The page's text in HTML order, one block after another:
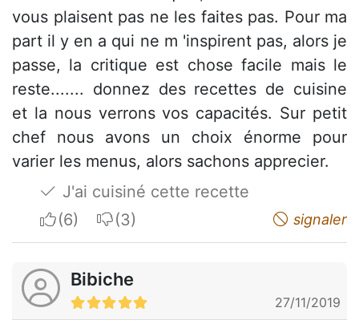
vous plaisent pas ne les faites pas. Pour ma
part il y en a qui ne m 'inspirent pas, alors je
passe, la critique est chose facile mais le
reste....... donnez des recettes de cuisine
et la nous verrons vos capacités. Sur petit
chef nous avons un choix énorme pour
varier les menus, alors sachons apprecier.
J'ai cuisiné cette recette
I apreciateI do not appreciate signaler
Bibiche
27/11/2019